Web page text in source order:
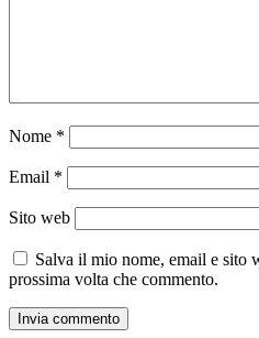
Nome *
Email *
Sito web
Salva il mio nome, email e sito
prossima volta che commento.